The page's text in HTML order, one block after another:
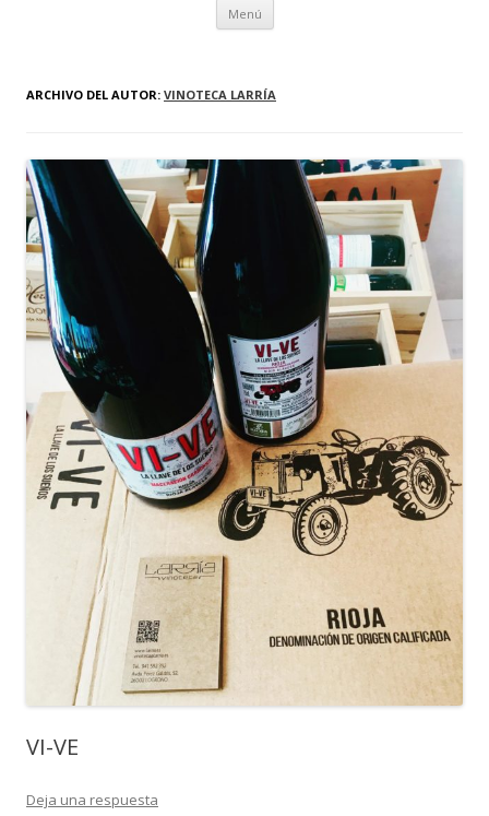
Menú Ir al contenido
ARCHIVO DEL AUTOR: VINOTECA LARRÍA
VI-VE
Deja una respuesta